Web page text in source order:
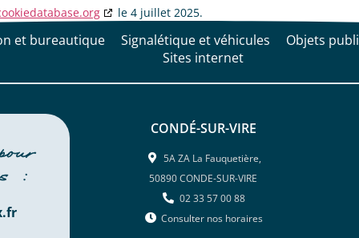
le 4 juillet 2025.
et bureautique Signalétique et véhicules
Objets
Sites internet
:
CONDÉ-SUR-VIRE
5A ZA La Fauquetière,
50890 CONDE-SUR-VIRE
02 33 57 00 88
Consulter nos horaires